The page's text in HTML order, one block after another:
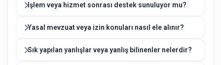
Işlem veya hizmet sonrası destek sunuluyor mu?
Yasal mevzuat veya izin konuları nasıl ele alınır?
Sık yapılan yanlışlar veya yanlış bilinenler nelerdir?